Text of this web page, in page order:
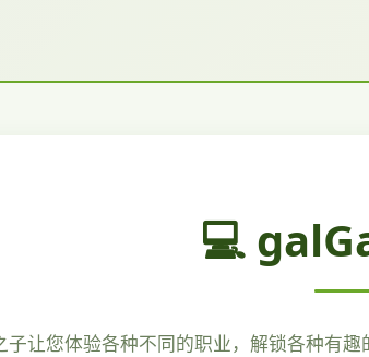
💻
让您体验各种不同的职业，解锁各种有